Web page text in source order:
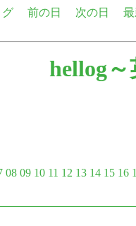
グ 前の日 次の日
hellog
08 09 10 11 12 13 14 15 16